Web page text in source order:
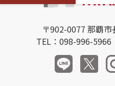
〒902-0077 那覇
TEL：098-996-